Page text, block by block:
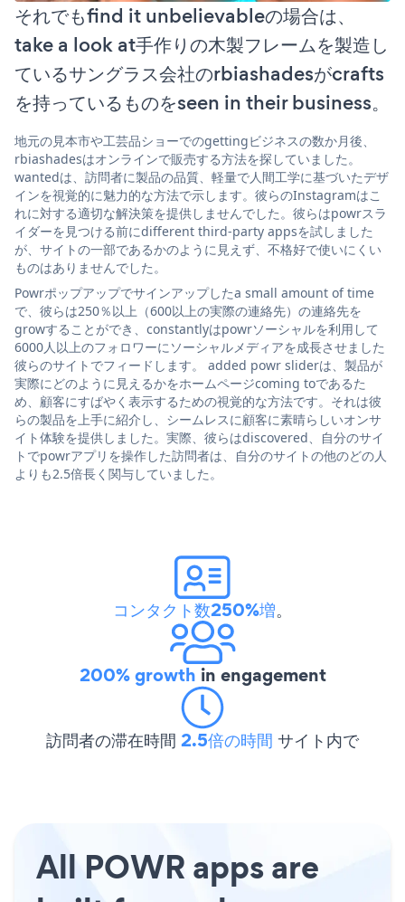
それでもfind it unbelievableの場合は、
take a look at手作りの木製フレームを製造し
ているサングラス会社のrbiashadesがcrafts
を持っているものをseen in their business。
地元の見本市や工芸品ショーでのgettingビジネスの数か月後、
rbiashadesはオンラインで販売する方法を探していました。
wantedは、訪問者に製品の品質、軽量で人間工学に基づいたデザ
インを視覚的に魅力的な方法で示します。彼らのInstagramはこ
れに対する適切な解決策を提供しませんでした。彼らはpowrスラ
イダーを見つける前にdifferent third-party appsを試しました
が、サイトの一部であるかのように見えず、不格好で使いにくい
ものはありませんでした。
Powrポップアップでサインアップしたa small amount of time
で、彼らは250％以上（600以上の実際の連絡先）の連絡先を
growすることができ、constantlyはpowrソーシャルを利用して
6000人以上のフォロワーにソーシャルメディアを成長させました
彼らのサイトでフィードします。 added powr sliderは、製品が
実際にどのように見えるかをホームページcoming toであるた
め、顧客にすばやく表示するための視覚的な方法です。それは彼
らの製品を上手に紹介し、シームレスに顧客に素晴らしいオンサ
イト体験を提供しました。実際、彼らはdiscovered、自分のサイ
トでpowrアプリを操作した訪問者は、自分のサイトの他のどの人
よりも2.5倍長く関与していました。
コンタクト数250%増。
200% growth in engagement
訪問者の滞在時間 2.5倍の時間 サイト内で
All POWR apps are